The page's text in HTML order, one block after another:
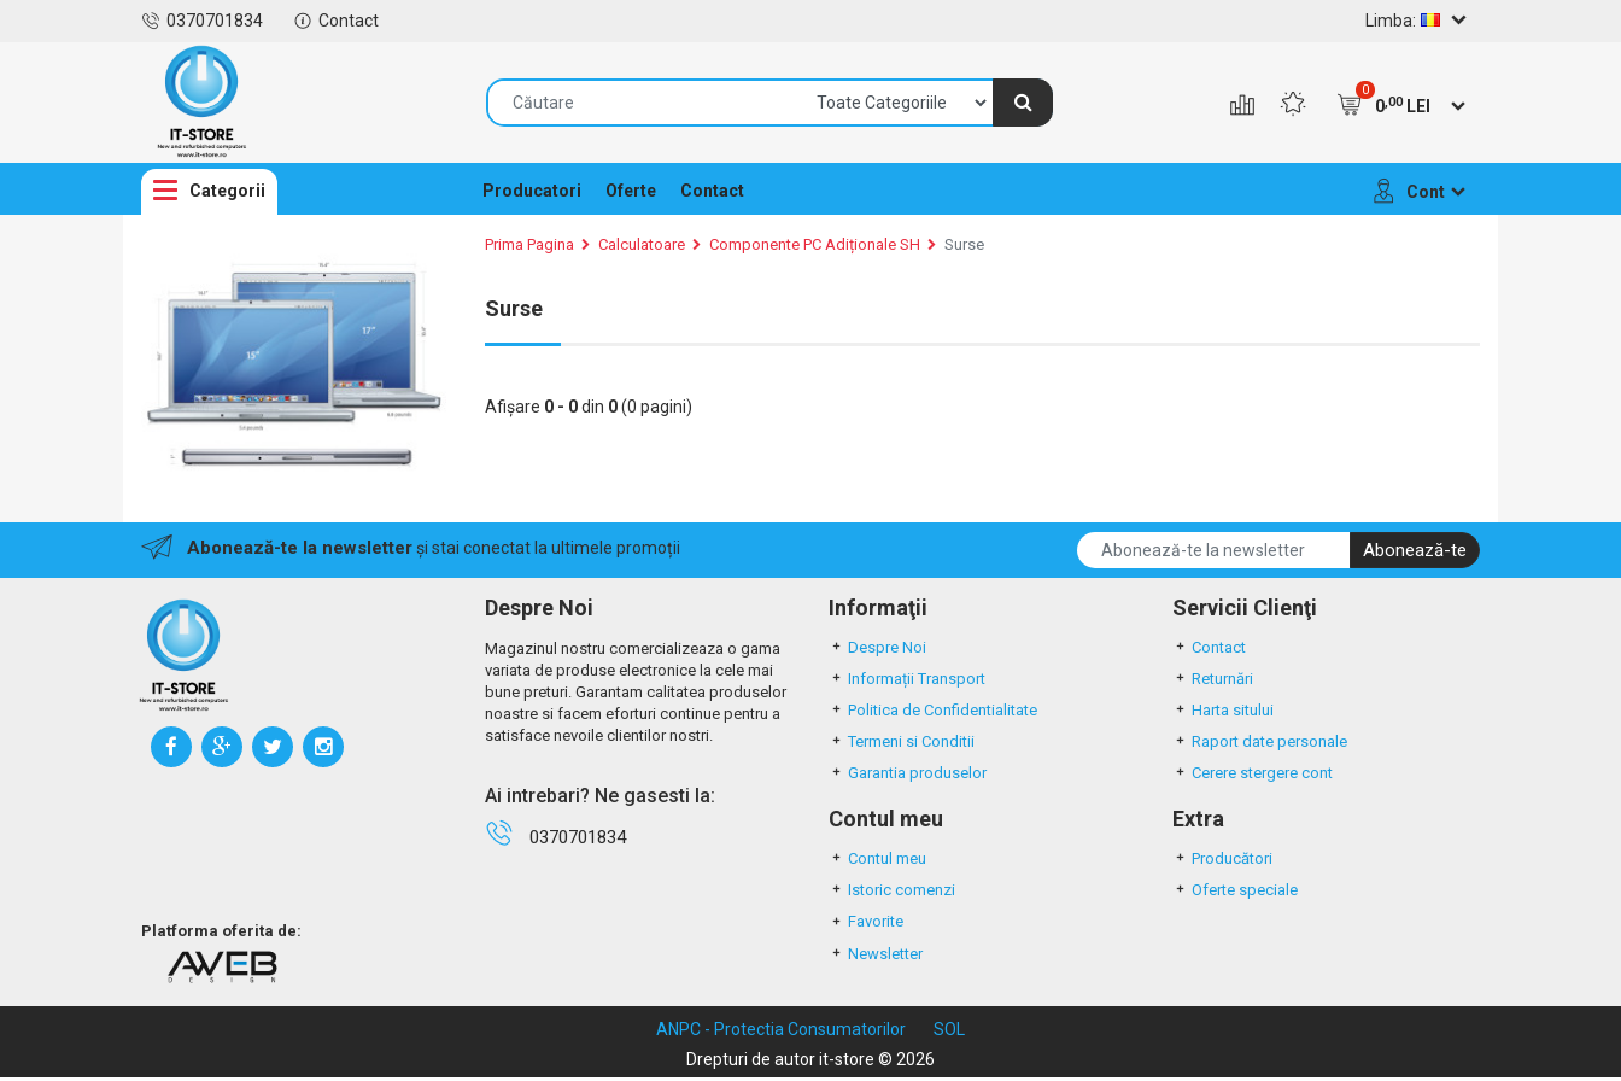
0370701834 Contact Limba:
0
0,00LEI
Categorii Producatori Oferte Contact Cont
Prima Pagina Calculatoare Componente PC Adiționale SH Surse
Surse
Afişare 0 - 0din 0(0 pagini)
Abonează-te la newsletterși stai conectat la ultimele promoții Abonează-te
Platforma oferita de:
Despre Noi
Magazinul nostru comercializeaza o gama
variata de produse electronice la cele mai
bune preturi. Garantam calitatea produselor
noastre si facem eforturi continue pentru a
satisface nevoile clientilor nostri.
Ai intrebari? Ne gasesti la:
0370701834
Informaţii
Despre Noi
Informații Transport
Politica de Confidentialitate
Termeni si Conditii
Garantia produselor
Servicii Clienţi
Contact
Returnări
Harta sitului
Raport date personale
Cerere stergere cont
Contul meu
Contul meu
Istoric comenzi
Favorite
Newsletter
Extra
Producători
Oferte speciale
ANPC - Protectia Consumatorilor
SOL
Drepturi de autor it-store © 2026